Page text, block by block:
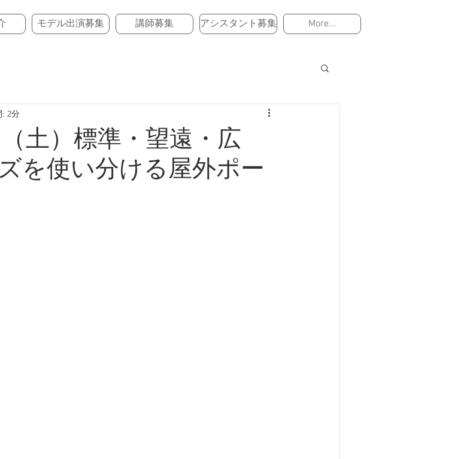
モデル出演募集 講師募集 アシスタント募集 More...
土）標準・望遠・広
使い分ける屋外ポー
: 2分